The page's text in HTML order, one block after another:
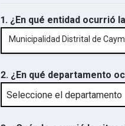
1. ¿En qué entidad ocurrió
Municipalidad Distrital de
2. ¿En qué departamento